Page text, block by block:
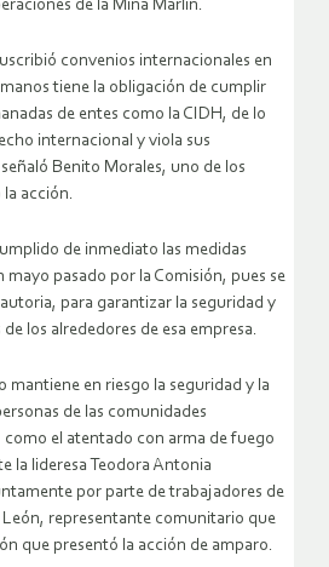
de la Mina Marlin.
convenios internacionales en
tiene la obligación de cumplir
de entes como la CIDH, de lo
internacional y viola sus
Benito Morales, uno de los
acción.
de inmediato las medidas
mayo pasado por la Comisión, pues se
para garantizar la seguridad y
los alrededores de esa empresa.
mantiene en riesgo la seguridad y la
de las comunidades
como el atentado con arma de fuego
la lideresa Teodora Antonia
por parte de trabajadores de
representante comunitario que
que presentó la acción de amparo.